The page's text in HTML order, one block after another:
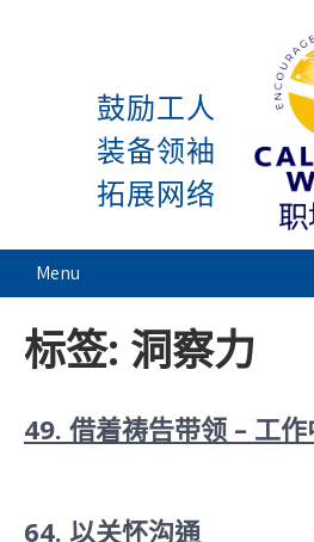
Called To
鼓励工人
装备领袖
拓展网络
Menu
标签: 洞察力
49. 借着祷告带领 – 工
64. 以关怀沟通